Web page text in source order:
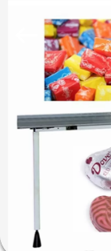
HUIS